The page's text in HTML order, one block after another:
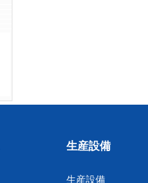
生産設備
生産設備